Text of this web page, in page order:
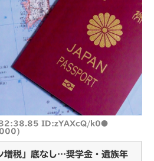
ID:zYAXcQ/k0●
増税」底なし…奨学金・遺族年